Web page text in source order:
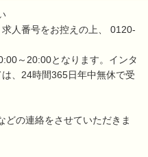
人番号をお控えの上、 0120-
～20:00となります。インタ
、24時間365日年中無休で受
どの連絡をさせていただきま